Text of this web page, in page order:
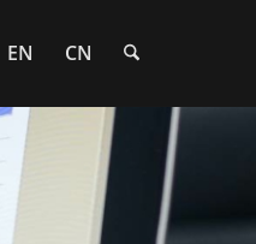
EN CN